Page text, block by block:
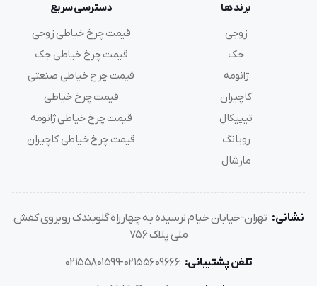
دوخت جادکمه دارد
نوع دوخت جادکمه
سوزن نخ کن اتومات دارد
امکان تنظیم طول دوخت دارد
طرح روی بدنه ندارد
دسته برای حمل دارد
جنس بدنه: پلاستیک/ آلومینیوم
دفترچه راهنمای فارسی / سی دی محصول
استانداردها: استانداردCE اروپا , استاندارد جهانی PSE , ایزو
9001 و ایزو 14000 از شرکت TUV
نوع گارانتی: گارانتی طلایی سه ساله
برند ها
زوجی
جک
ژانومه
کاچیران
تیپیکال
رویانگ
مارشال
دسترسی سریع
قیمت چرخ خیاطی زوجی
قیمت چرخ خیاطی جک
قیمت چرخ خیاطی صنعتی
قیمت چرخ خیاطی
قیمت چرخ خیاطی ژانومه
قیمت چرخ خیاطی کاچیران
نشانی: تهران-خیابان خیام نرسیده به چهارراه گلوبندک روبروی کفش
ملی پلاک 756
تلفن پشتیبانی: 02155609666-02155801599